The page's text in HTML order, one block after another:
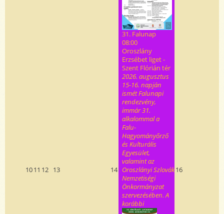
1011 12 13 14
31. Falunap
08:00
Oroszlány
Erzsébet liget -
Szent Flórián tér
2026. augusztus
15-16. napján
ismét Falunapi
rendezvény,
immár 31.
alkalommal a
Falu-
Hagyományőrző
és Kulturális
Egyesület,
valamint az
Oroszlányi Szlovák
Nemzetiségi
Önkormányzat
szervezésében. A
korábbi
16